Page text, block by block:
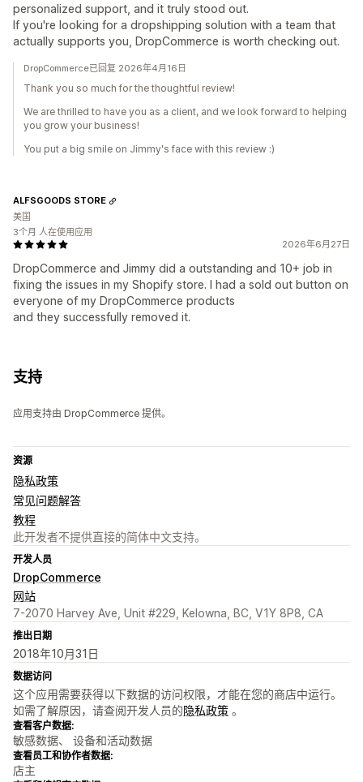
personalized support, and it truly stood out.
If you're looking for a dropshipping solution with a team that
actually supports you, DropCommerce is worth checking out.
DropCommerce已回复 2026年4月16日
Thank you so much for the thoughtful review!
We are thrilled to have you as a client, and we look forward to helping
you grow your business!
You put a big smile on Jimmy's face with this review :)
2026年6月27日
DropCommerce and Jimmy did a outstanding and 10+ job in
fixing the issues in my Shopify store. I had a sold out button on
everyone of my DropCommerce products
and they successfully removed it.
ALFSGOODS STORE
美国
3个月 人在使用应用
支持
应用支持由 DropCommerce 提供。
资源
隐私政策
常见问题解答
教程
此开发者不提供直接的简体中文支持。
开发人员
DropCommerce
网站
7-2070 Harvey Ave, Unit #229, Kelowna, BC, V1Y 8P8, CA
推出日期
2018年10月31日
数据访问
这个应用需要获得以下数据的访问权限，才能在您的商店中运行。
如需了解原因，请查阅开发人员的隐私政策 。
查看客户数据:
敏感数据、 设备和活动数据
查看员工和协作者数据:
店主